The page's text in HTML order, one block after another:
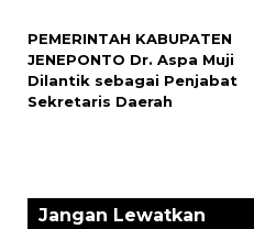
PEMERINTAH KABUPATEN
JENEPONTO Dr. Aspa Muji
Dilantik sebagai Penjabat
Sekretaris Daerah
Jangan Lewatkan